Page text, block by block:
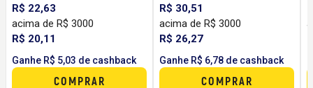
R$ 22,63
acima de R$ 3000
R$ 20,11
Ganhe R$ 5,03 de cashback
COMPRAR
R$ 30,51
acima de R$ 3000
R$ 26,27
Ganhe R$ 6,78 de cashback
COMPRAR